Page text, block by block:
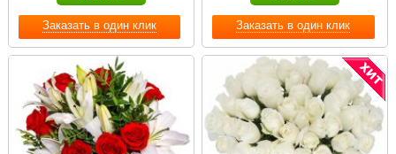
Заказать в один клик Заказать в один клик